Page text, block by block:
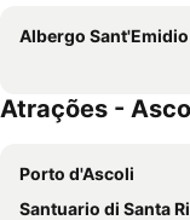
Albergo Sant'Emidio
Atrações -
Porto d'Ascoli
Santuario di Santa Rita